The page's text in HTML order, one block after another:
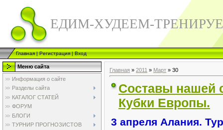
ЕДИМ-ХУДЕЕМ-
Главная|Регистрация|Вход
Меню сайта
Информация о сайте
Разделы сайта
КАТАЛОГ СТАТЕЙ
ФОРУМ
БЛОГИ
ТУРНИР ПРОГНОЗИСТОВ
Главная » 2011 » Март » 30
Составы нашей
Кубки Европы.
3 апреля Алания.